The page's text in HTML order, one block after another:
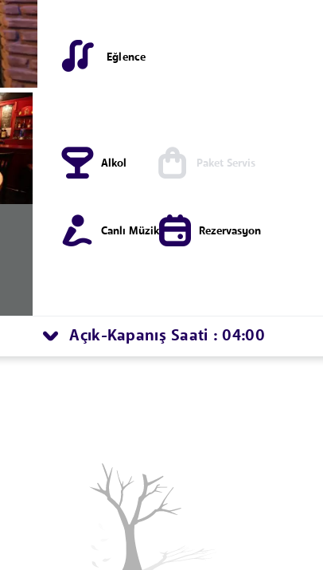
Eğlence
Alkol Paket Servis
Canlı Müzik Rezervasyon
Açık-Kapanış Saati : 04:00